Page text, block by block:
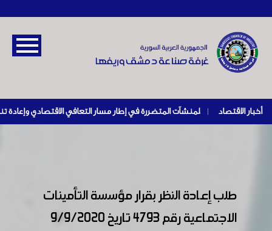
أخبار الاقتصاد |
طلب إعادة النظر بقرار مؤسسة التأمينات
الاجتماعية رقم 4793 تاريخ 9/9/2020